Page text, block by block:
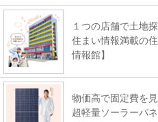
１つの店舗で土地
住まい情報満載の
情報館】
物価高で固定費を
超軽量ソーラーパ